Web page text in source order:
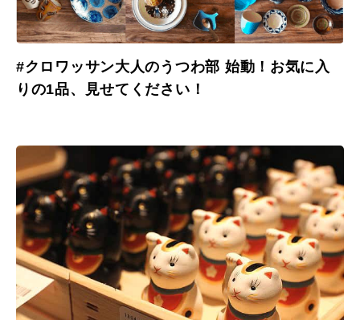
#クロワッサン大人のうつわ部 始動！お気に入
りの1品、見せてください！